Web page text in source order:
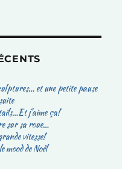
et une petite pause
j’aime ça!
sur sa roue…
vitesse!
mood de Noël